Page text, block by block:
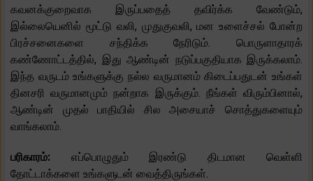
கவனக்குறைவாக இருப்பதைத் தவிர்க்க வேண்டும்,
இல்லையெனில் மூட்டு வலி, முதுகுவலி, மன உளைச்சல் போன்ற
பிரச்சனைகளை சந்திக்க நேரிடும். பொருளாதாரக்
கண்ணோட்டத்தில், இது ஆண்டின் நடுப்பகுதியாக இருக்கலாம்.
இந்த வருடம் உங்களுக்கு நல்ல வருமானம் கிடைப்பதுடன் உங்கள்
தினசரி வருமானமும் நன்றாக இருக்கும். நீங்கள் விரும்பினால்,
ஆண்டின் முதல் பாதியில் சில அசையாச் சொத்துகளையும்
வாங்கலாம்.
பரிகாரம்: எப்பொழுதும் இரண்டு திடமான வெள்ளி
தோட்டாக்களை உங்களுடன் வைத்திருங்கள்.